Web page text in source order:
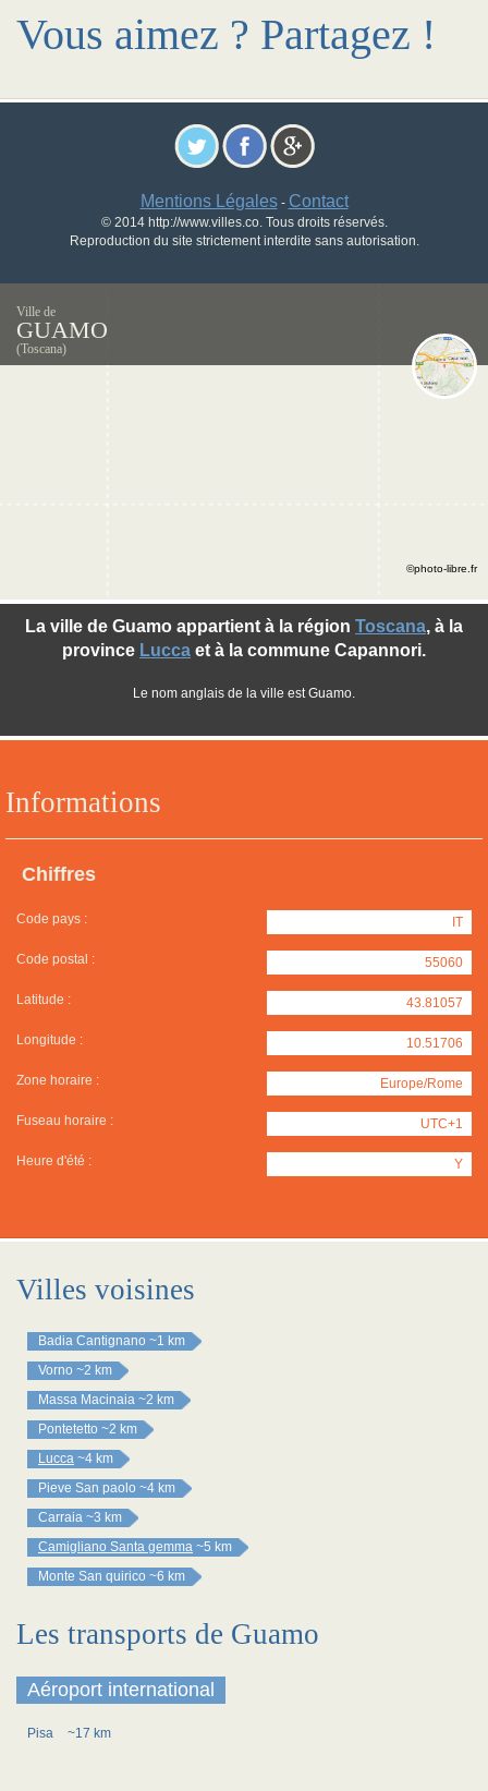
Vous aimez ? Partagez !
Mentions Légales- Contact
© 2014 http://www.villes.co. Tous droits réservés.
Reproduction du site strictement interdite sans autorisation.
Ville de
GUAMO
(Toscana)
Informations
Chiffres
Code pays : IT
Code postal : 55060
Latitude : 43.81057
Longitude : 10.51706
Zone horaire : Europe/Rome
Fuseau horaire : UTC+1
Heure d'été : Y
La ville de Guamo appartient à la région Toscana, à la
province Lucca et à la commune Capannori.
Le nom anglais de la ville est Guamo.
©photo-libre.fr
Villes voisines
Badia Cantignano ~1 km
Vorno ~2 km
Massa Macinaia ~2 km
Pontetetto ~2 km
Lucca ~4 km
Pieve San paolo ~4 km
Carraia ~3 km
Camigliano Santa gemma ~5 km
Monte San quirico ~6 km
Les transports de Guamo
Aéroport international
Pisa ~17 km